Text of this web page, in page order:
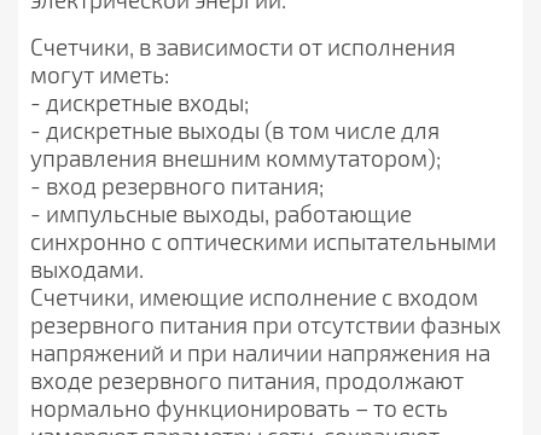
Счетчики, в зависимости от исполнения
могут иметь:
- дискретные входы;
- дискретные выходы (в том числе для
управления внешним коммутатором);
- вход резервного питания;
- импульсные выходы, работающие
синхронно с оптическими испытательными
выходами.
Счетчики, имеющие исполнение с входом
резервного питания при отсутствии фазных
напряжений и при наличии напряжения на
входе резервного питания, продолжают
нормально функционировать – то есть